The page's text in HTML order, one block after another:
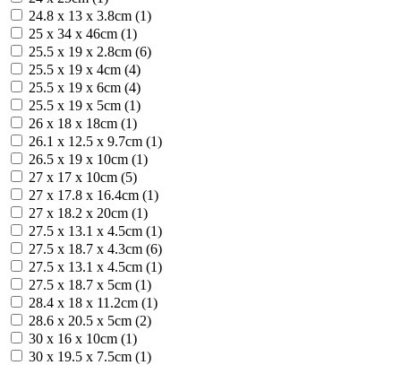
24.8 x 13 x 3.8cm (1)
25 x 34 x 46cm (1)
25.5 x 19 x 2.8cm (6)
25.5 x 19 x 4cm (4)
25.5 x 19 x 6cm (4)
25.5 х 19 х 5cm (1)
26 x 18 x 18cm (1)
26.1 x 12.5 x 9.7cm (1)
26.5 x 19 x 10cm (1)
27 x 17 x 10cm (5)
27 x 17.8 x 16.4cm (1)
27 x 18.2 x 20cm (1)
27.5 x 13.1 x 4.5cm (1)
27.5 x 18.7 x 4.3cm (6)
27.5 х 13.1 х 4.5cm (1)
27.5 х 18.7 х 5cm (1)
28.4 x 18 x 11.2cm (1)
28.6 x 20.5 x 5cm (2)
30 x 16 x 10cm (1)
30 x 19.5 x 7.5cm (1)